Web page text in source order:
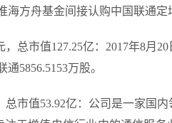
方舟基金间接认购中国联通定
，总市值127.25亿：2017年8月
5856.5153万股。
总市值53.92亿：公司是一家国